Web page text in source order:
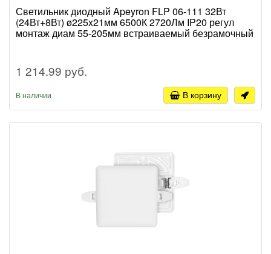
Светильник диодный Apeyron FLP 06-111 32Вт
(24Вт+8Вт) ø225x21мм 6500К 2720Лм IP20 регул
монтаж диам 55-205мм встраиваемый безрамочный
1 214.99 руб.
В наличии В корзину